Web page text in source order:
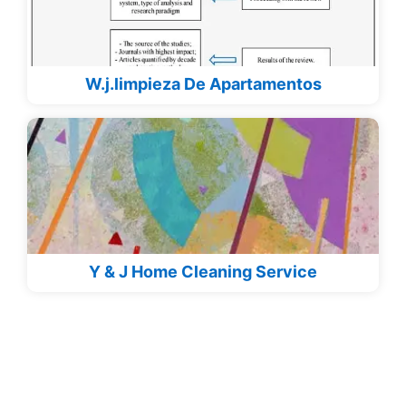
W.j.limpieza De Apartamentos
Y & J Home Cleaning Service